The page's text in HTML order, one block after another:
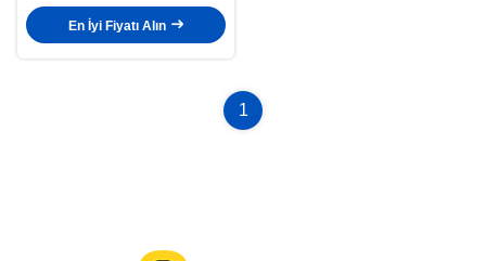
En İyi Fiyatı Alın
1